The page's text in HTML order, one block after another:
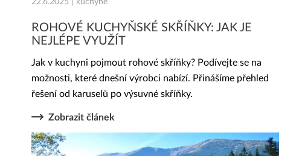
22.6.2025 | kuchyně
ROHOVÉ KUCHYŇSKÉ SKŘÍŇKY: JAK JE
NEJLÉPE VYUŽÍT
Jak v kuchyni pojmout rohové skříňky? Podívejte se na
možnosti, které dnešní výrobci nabízí. Přinášíme přehled
řešení od karuselů po výsuvné skříňky.
Zobrazit článek